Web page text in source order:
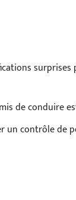
surprises
de conduire
un contrôle de